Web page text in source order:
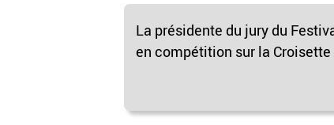
La présidente du jury du
en compétition sur la